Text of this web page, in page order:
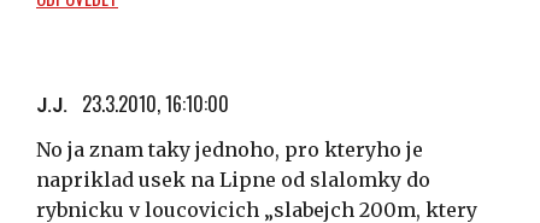
J.J. 23.3.2010, 16:10:00
No ja znam taky jednoho, pro kteryho je
napriklad usek na Lipne od slalomky do
rybnicku v loucovicich „slabejch 200m, ktery